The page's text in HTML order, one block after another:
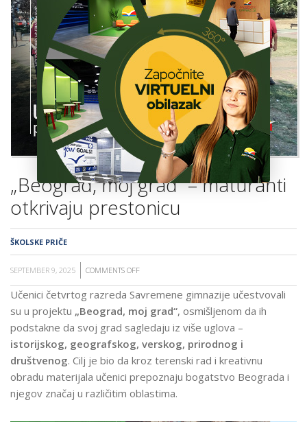
VESTI
ERASMUS+
OSNOVNA
ŠKOLA
„Beograd, moj grad“ – maturanti
otkrivaju prestonicu
ŠKOLSKE PRIČE
SEPTEMBER 9, 2025 COMMENTS OFF
„BEOGRAD,
GRAD“
–
MATURANTI
PRESTONICU
Učenici četvrtog razreda Savremene gimnazije učestvovali
su u projektu „Beograd, moj grad“, osmišljenom da ih
podstakne da svoj grad sagledaju iz više uglova –
istorijskog, geografskog, verskog, prirodnog i
društvenog. Cilj je bio da kroz terenski rad i kreativnu
obradu materijala učenici prepoznaju bogatstvo Beograda i
njegov značaj u različitim oblastima.